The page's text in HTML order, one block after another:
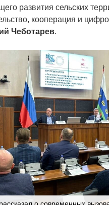
развития сельских
кооперация и
Чеботарев.
о современных